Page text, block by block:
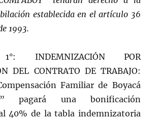
establecida en el artículo 36
1993.
INDEMNIZACIÓN POR
DEL CONTRATO DE TRABAJO:
Familiar de Boyacá
pagará una bonificación
40% de la tabla indemnizatoria